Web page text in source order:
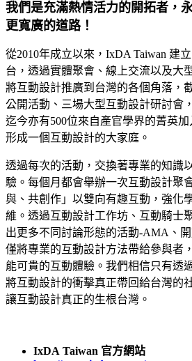
我們是充滿熱情活力的開拓者，
更寬廣的道路！
從2010年成立以來，IxDA Taiwan 建
台，透過實體聚會、線上交流以及大
將互動設計推廣到台灣的各個角落，
公開活動、三場大型互動設計研討會
迄今亦有500位來自產官學界的菁英加
形成一個互動設計的大家庭。
透過每次的活動，交換著專業的知識
驗。每個月都會舉辦一次互動設計聚
與、共創作」以雙向有趣互動，強化
維。透過互動設計工作坊、互動騎士
出更多不同討論形態的活動-AMA、
僅將專業的互動設計方法帶給參與者
能可貴的互動體驗。我們相信只有透
將互動設計的衝擊真正帶回給台灣的
讓互動設計真正的生根台灣。
IxDA Taiwan 官方網站